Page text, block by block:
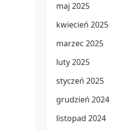
maj 2025
kwiecień 2025
marzec 2025
luty 2025
styczeń 2025
grudzień 2024
listopad 2024